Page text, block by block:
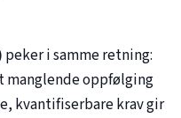
peker i samme retning:
manglende oppfølging
kvantifiserbare krav gir